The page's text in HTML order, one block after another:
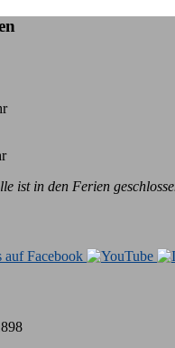
ist in den Ferien